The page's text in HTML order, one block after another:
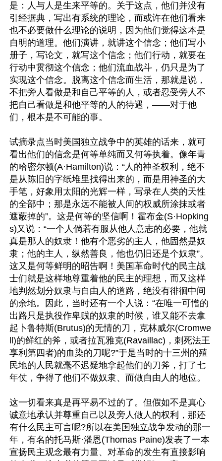
是：人与人是生来平等的。关于这点，他们并没有
引经据典，写出有系统的理论，而或许在他们看来
也不必要做什么理论的说明，因为他们觉得这本是
自明的道理。他们演讲，就讲这个信念；他们写小
册子，写论文，就写这个信念；他们行动，就要在
行动中贯彻这个信念；他们流血战斗，仍只是为了
实现这个信念。脱离这个信念而生活，那就是说，
不把旁人看做是和自己平等的人，或者忍受旁人不
把自己看做是和他平等的人的待遇，——对于他
们，根本是不可能的事。
试摘录点当时美国独立战争中的英雄的话来，就可
看出他们的信念是何等单纯而又何等执着。像年青
的哈密尔顿(A·Hamilton)说：“人的神圣权利，绝不
是从陈旧的字纸堆里找得出来的，而是用神圣的大
手笔，好象用太阳的光辉一样，写录在人类的天性
的全部中；那是永远不能被人间的权威所涂抹或者
遮蔽掉的”。这是何等的坚信啊！霍布金(S·Hopking
s)又说：“一个人倘若有服从他人意志的必要，他就
真是那人的奴隶！他有个恶劣的主人，他固然是奴
隶；他的主人，纵然善良，他也仍旧还是个奴隶”。
这又是何等鲜明的昭告啊！美国革命时代的民主战
士们就是这样地尊重着他的民主的理想，而又这样
地判然划分奴隶与自由人的道路，绝没有徘徊中间
的余地。因此，当时还有一个人说：“在唯一可憎的
出路只是执役作卑贱的奴隶的时候，谁又能不去拿
起卜鲁特斯(Brutus)的无情的刀，克林威尔(Cromwe
ll)的鲜红的斧，或者拉瓦雅克(Ravaillac)，刺死法王
享利第四者)的血染的刀呢?”于是当时的十三州的殖
民地的人民就毫不迟疑地拿起他们的刀斧，打了七
年仗，争得了他们不做奴隶、而做自由人的地位。
这一切看来真是再平易不过的了。但假如不是真心
诚意地承认并尊重自己以及旁人做人的权利，那还
有什么民主可言呢?所以在美国独立战争发动的那一
年，有名的托马斯·潘恩(Thomas Paine)发表了一本
宣扬民主观念最有力量、对革命的发生有直接影响